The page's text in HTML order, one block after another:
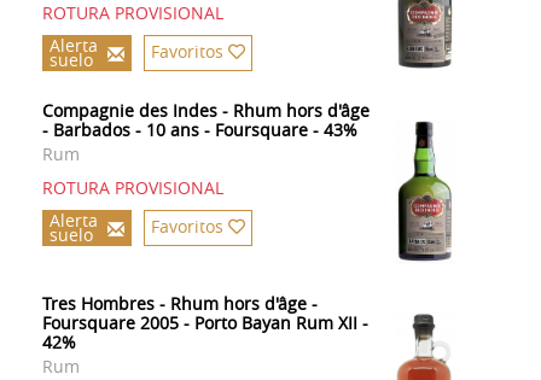
ROTURA PROVISIONAL
Alerta
suelo Favoritos
Compagnie des Indes - Rhum hors d'âge
- Barbados - 10 ans - Foursquare - 43%
Rum
ROTURA PROVISIONAL
Alerta
suelo Favoritos
Tres Hombres - Rhum hors d'âge -
Foursquare 2005 - Porto Bayan Rum XII -
42%
Rum